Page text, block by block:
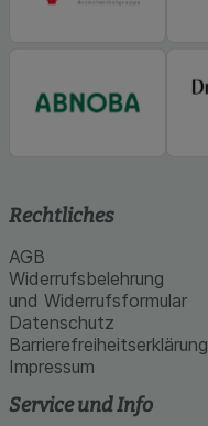
Rechtliches
AGB
Widerrufsbelehrung
und Widerrufsformular
Datenschutz
Barrierefreiheitserklärung
Impressum
Service und Info